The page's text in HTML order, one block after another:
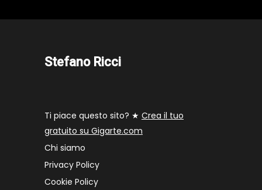
Stefano Ricci
Ti piace questo sito? ★ Crea il tuo
gratuito su Gigarte.com
Chi siamo
Privacy Policy
Cookie Policy